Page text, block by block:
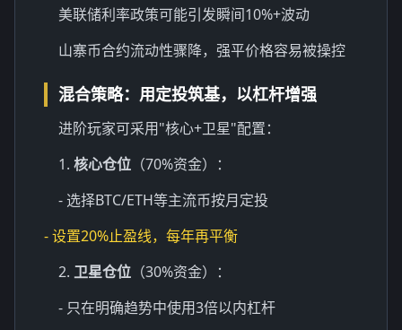
美联储利率政策可能引发瞬间10%+波动
山寨币合约流动性骤降，强平价格容易被操控
混合策略：用定投筑基，以杠杆增强
进阶玩家可采用"核心+卫星"配置：
1. 核心仓位 （70%资金）：
- 选择BTC/ETH等主流币按月定投
- 设置20%止盈线，每年再平衡
2. 卫星仓位 （30%资金）：
- 只在明确趋势中使用3倍以内杠杆